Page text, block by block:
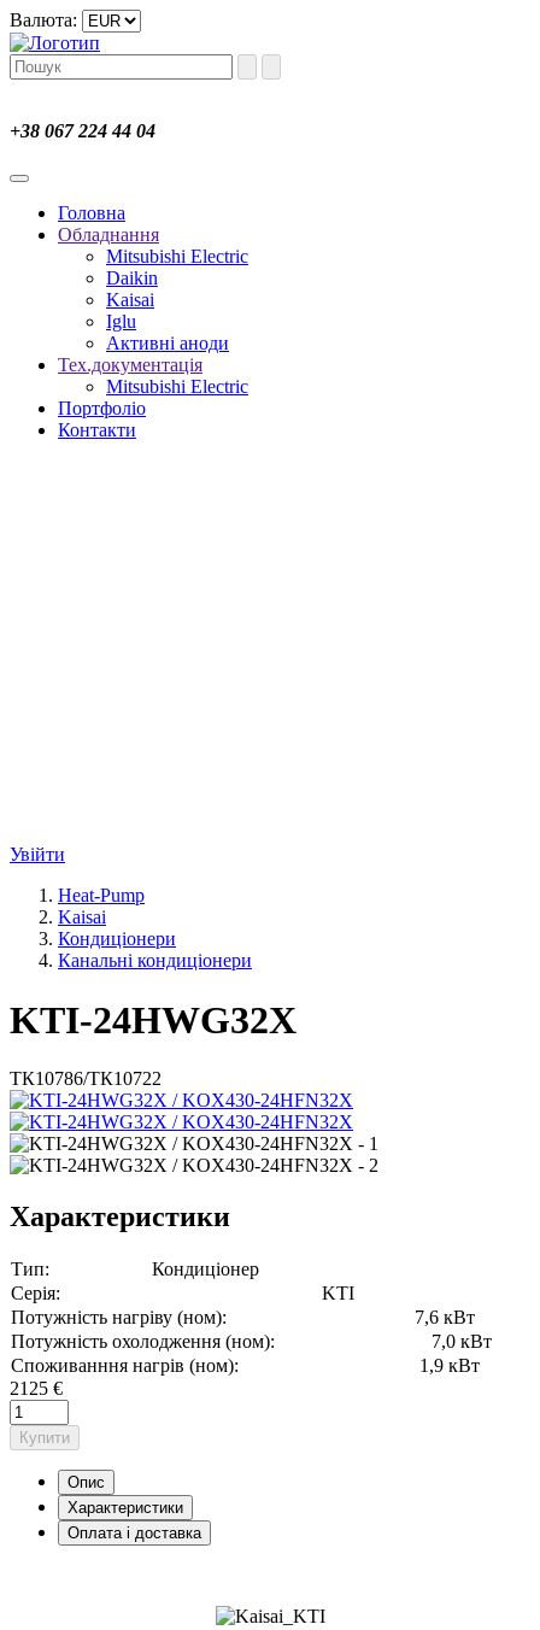
Валюта:
+38 067 224 44 04
Головна
Обладнання
Mitsubishi Electric
Daikin
Kaisai
Iglu
Активні аноди
Тех.документація
Mitsubishi Electric
Портфоліо
Контакти
Увійти
Heat-Pump
Kaisai
Кондиціонери
Канальні кондиціонери
KTI-24HWG32X
ТК10786/ТК10722
Характеристики
Тип:
Кондиціонер
Серія:
KTI
Потужність нагріву (ном):
7,6 кВт
Потужність охолодження (ном):
7,0 кВт
Споживанння нагрів (ном):
1,9 кВт
2125 €
Купити
Опис
Характеристики
Оплата і доставка